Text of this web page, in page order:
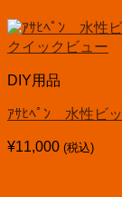
クイックビュー
DIY用品
ｱｻﾋﾍﾟﾝ 水性ビ
¥11,000 (税込)